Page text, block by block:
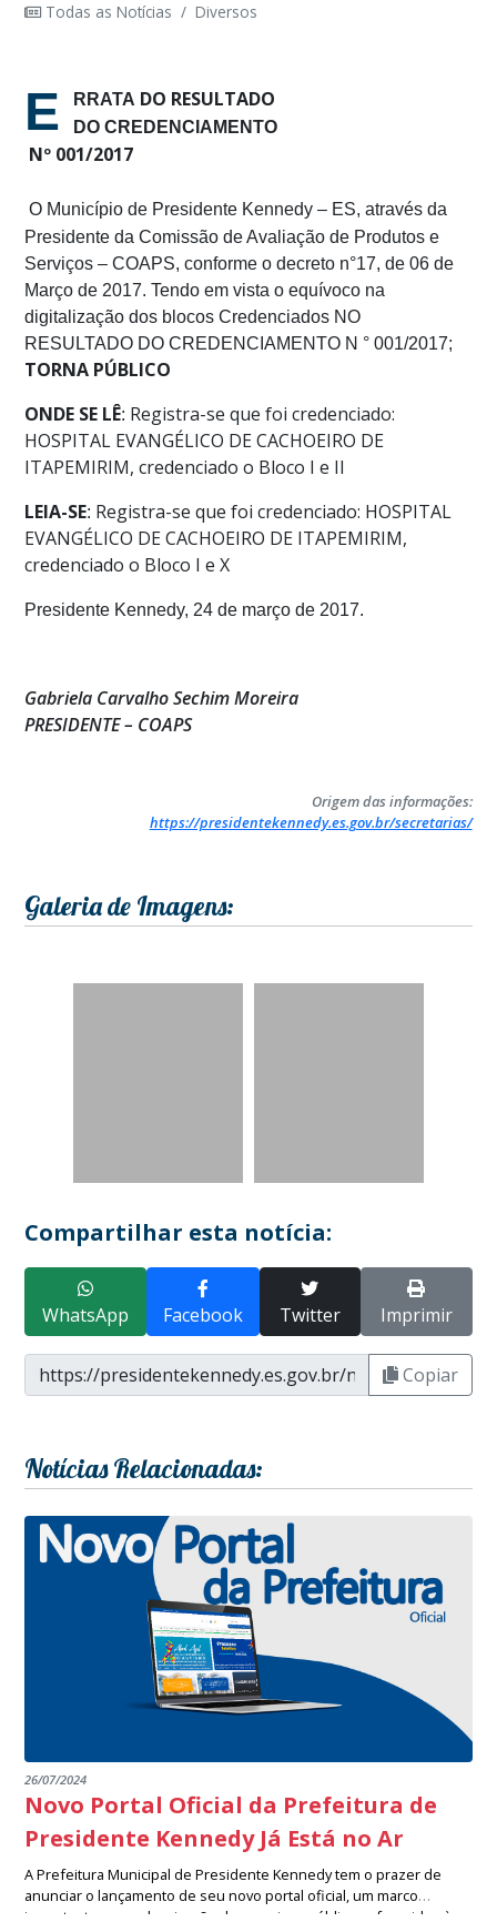
Todas as Notícias / Diversos
E RRATA DO RESULTADO
DOCREDENCIAMENTO
Nº 001/2017
O Município de Presidente Kennedy – ES, através da
Presidente da Comissão de Avaliação de Produtos e
Serviços – COAPS, conforme o decreto n°17, de 06 de
Março de 2017. Tendo em vista o equívoco na
digitalização dos blocos Credenciados NO
RESULTADO DO CREDENCIAMENTO N ° 001/2017;
TORNA PÚBLICO
ONDE SE LÊ: Registra-se que foi credenciado:
HOSPITAL EVANGÉLICO DE CACHOEIRO DE
ITAPEMIRIM, credenciado o Bloco I e II
LEIA-SE: Registra-se que foi credenciado: HOSPITAL
EVANGÉLICO DE CACHOEIRO DE ITAPEMIRIM,
credenciado o Bloco I e X
Presidente Kennedy, 24 de março de 2017.
Gabriela Carvalho Sechim Moreira
PRESIDENTE – COAPS
Origem das informações:
https://presidentekennedy.es.gov.br/secretarias/
Galeria de Imagens:
Compartilhar esta notícia:
WhatsApp Facebook Twitter Imprimir
Copiar
Notícias Relacionadas:
26/07/2024
Novo Portal Oficial da Prefeitura de
Presidente Kennedy Já Está no Ar
A Prefeitura Municipal de Presidente Kennedy tem o prazer de
anunciar o lançamento de seu novo portal oficial, um marco
importante na modernização dos serviços públicos oferecidos à